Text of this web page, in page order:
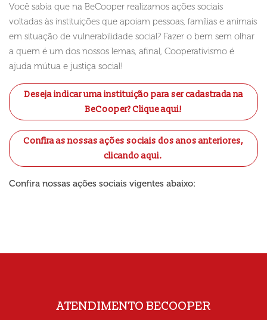
Você sabia que na BeCooper realizamos ações sociais
voltadas às instituições que apoiam pessoas, famílias e animais
em situação de vulnerabilidade social? Fazer o bem sem olhar
a quem é um dos nossos lemas, afinal, Cooperativismo é
ajuda mútua e justiça social!
Deseja indicar uma instituição para ser cadastrada na
BeCooper?Clique aqui!
Confira as nossas ações sociais dos anos anteriores,
clicando aqui.
Confira nossas ações sociais vigentes abaixo:
ATENDIMENTO BECOOPER